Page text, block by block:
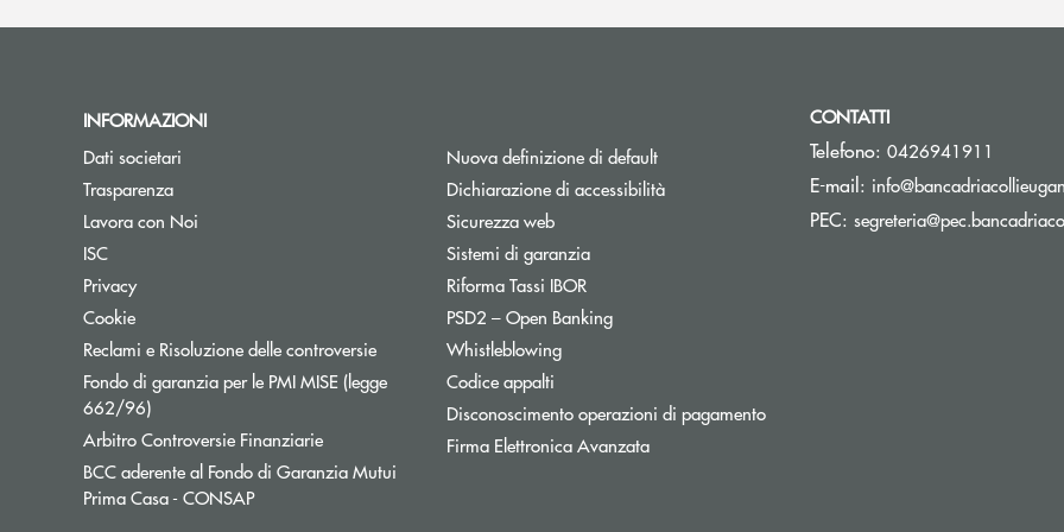
INFORMAZIONI
Dati societari
Trasparenza
Lavora con Noi
ISC
Privacy
Cookie
Reclami e Risoluzione delle controversie
Fondo di garanzia per le PMI MISE (legge
662/96)Apre una nuova finestra
Arbitro Controversie FinanziarieApre una nuova finestra
BCC aderente al Fondo di Garanzia Mutui
Prima Casa - CONSAPApre una nuova finestra
Nuova definizione di default
Dichiarazione di accessibilità
Sicurezza web
Sistemi di garanziaApre una nuova finestra
Riforma Tassi IBORApre una nuova finestra
PSD2 – Open Banking
Whistleblowing
Codice appalti
Disconoscimento operazioni di pagamento
Firma Elettronica Avanzata
CONTATTI
Telefono: 0426941911
E-mail:
PEC: